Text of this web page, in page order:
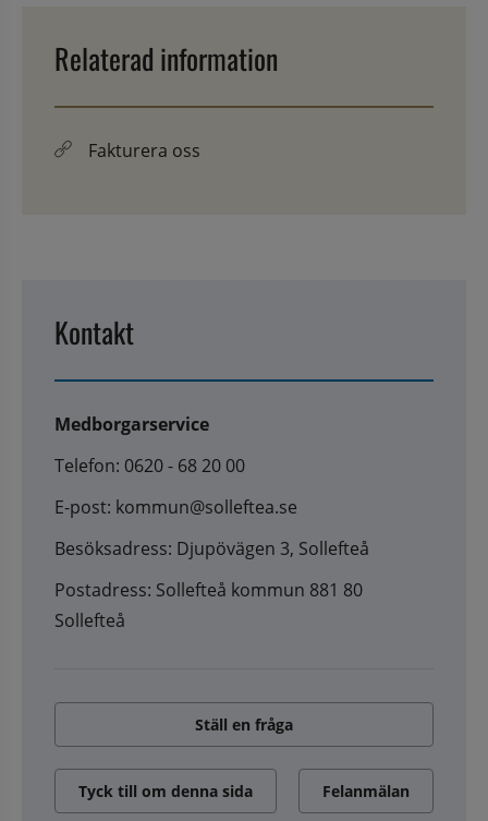
Relaterad information
Fakturera oss
Kontakt
Medborgarservice
Telefon: 0620 - 68 20 00
E-post: kommun@solleftea.se
Besöksadress: Djupövägen 3, Sollefteå
Postadress: Sollefteå kommun 881 80
Sollefteå
Ställ en fråga
Tyck till om denna sida Felanmälan